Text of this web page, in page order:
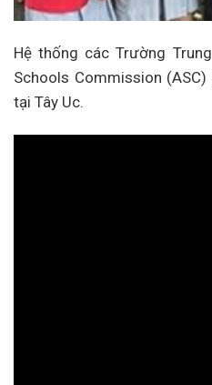
Hệ thống các Trường
Schools Commission
tại Tây Uc.